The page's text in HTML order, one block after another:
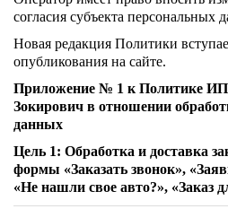
согласия субъекта персональных
Новая редакция Политики
опубликования на сайте.
Приложение № 1 к Политике
Зокирович в отношении
данных
Цель 1: Обработка и доставка
формы «Заказать звонок»,
«Не нашли свое авто?», «Заказ